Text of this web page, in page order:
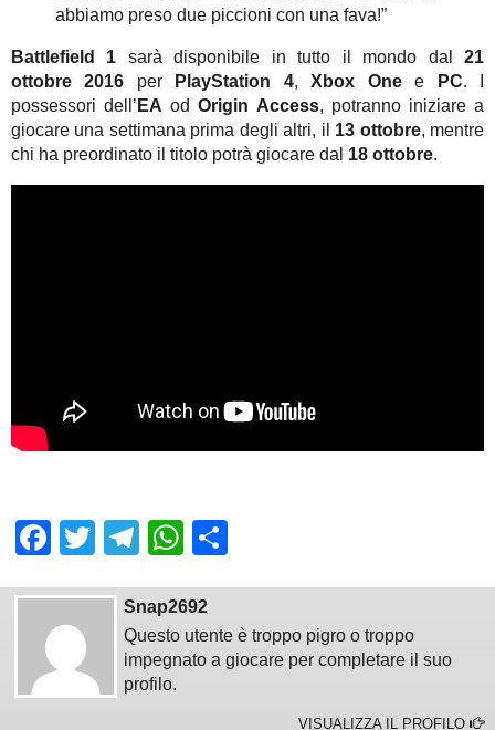
abbiamo preso due piccioni con una fava!”
Battlefield 1 sarà disponibile in tutto il mondo dal21
ottobre 2016 per PlayStation 4,Xbox Onee PC. I
possessori dell’ EA odOrigin Access, potranno iniziare a
giocare una settimana prima degli altri, il 13 ottobre, mentre
chi ha preordinato il titolo potrà giocare dal 18 ottobre.
Facebook
TwitterTelegram
WhatsApp
Snap2692
Questo utente è troppo pigro o troppo
impegnato a giocare per completare il suo
profilo.
VISUALIZZA IL PROFILO